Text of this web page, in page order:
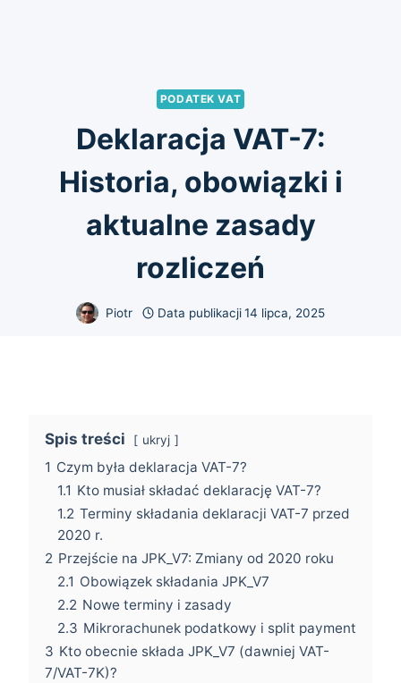
PODATEK VAT
Deklaracja VAT-7:
Historia, obowiązki i
aktualne zasady
rozliczeń
Piotr Data publikacji 14 lipca, 2025
Spis treści ukryj
1 Czym była deklaracja VAT-7?
1.1 Kto musiał składać deklarację VAT-7?
1.2 Terminy składania deklaracji VAT-7 przed
2020 r.
2 Przejście na JPK_V7: Zmiany od 2020 roku
2.1 Obowiązek składania JPK_V7
2.2 Nowe terminy i zasady
2.3 Mikrorachunek podatkowy i split payment
3 Kto obecnie składa JPK_V7 (dawniej VAT-
7/VAT-7K)?